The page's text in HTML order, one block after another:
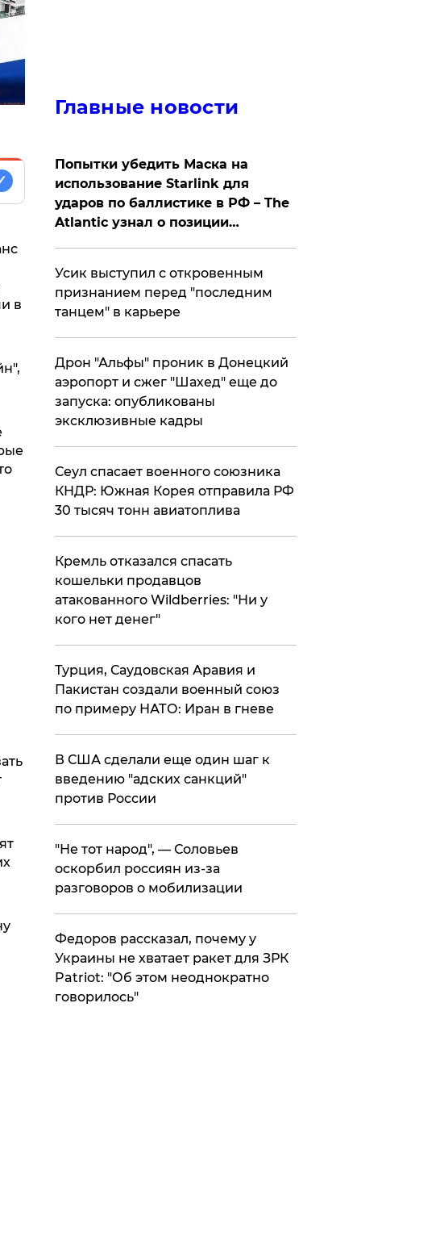
в
Главные новости
Попытки убедить Маска на
использование Starlink для
ударов по баллистике в РФ – The
Atlantic узнал о позиции
Усик выступил с откровенным
признанием перед "последним
танцем" в карьере
Дрон "Альфы" проник в Донецкий
аэропорт и сжег "Шахед" еще до
запуска: опубликованы
эксклюзивные кадры
​Сеул спасает военного союзника
КНДР: Южная Корея отправила РФ
30 тысяч тонн авиатоплива
Кремль отказался спасать
кошельки продавцов
атакованного Wildberries: "Ни у
кого нет денег"
Турция, Саудовская Аравия и
Пакистан создали военный союз
по примеру НАТО: Иран в гневе
В США сделали еще один шаг к
введению "адских санкций"
против России
​"Не тот народ", — Соловьев
оскорбил россиян из-за
разговоров о мобилизации
Федоров рассказал, почему у
Украины не хватает ракет для ЗРК
Patriot: "Об этом неоднократно
говорилось"